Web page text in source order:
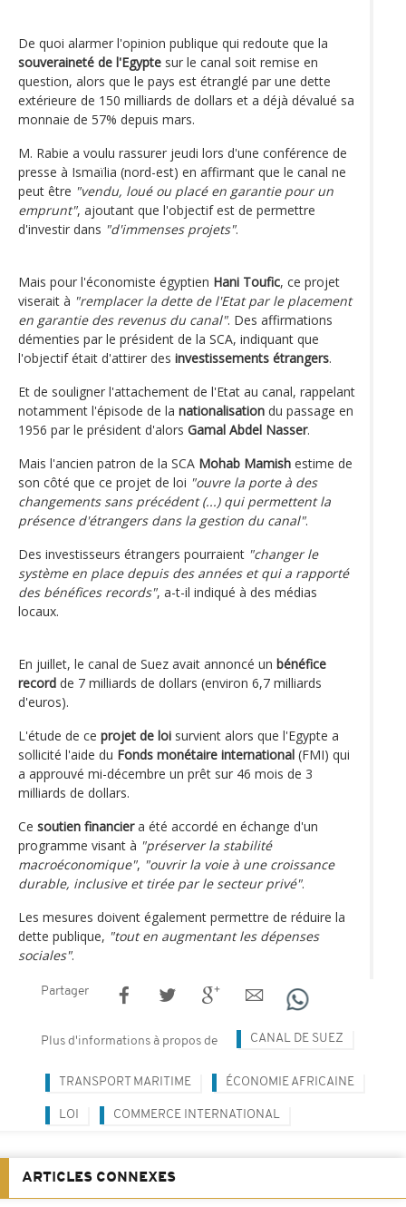
De quoi alarmer l'opinion publique qui redoute que la
souveraineté de l'Egypte sur le canal soit remise en
question, alors que le pays est étranglé par une dette
extérieure de 150 milliards de dollars et a déjà dévalué sa
monnaie de 57% depuis mars.
M. Rabie a voulu rassurer jeudi lors d'une conférence de
presse à Ismaïlia (nord-est) en affirmant que le canal ne
peut être "vendu, loué ou placé en garantie pour un
emprunt", ajoutant que l'objectif est de permettre
d'investir dans "d'immenses projets".
Mais pour l'économiste égyptien Hani Toufic, ce projet
viserait à "remplacer la dette de l'Etat par le placement
en garantie des revenus du canal". Des affirmations
démenties par le président de la SCA, indiquant que
l'objectif était d'attirer des investissements étrangers.
Et de souligner l'attachement de l'Etat au canal, rappelant
notamment l'épisode de la nationalisation du passage en
1956 par le président d'alors Gamal Abdel Nasser.
Mais l'ancien patron de la SCA Mohab Mamish estime de
son côté que ce projet de loi "ouvre la porte à des
changements sans précédent (...) qui permettent la
présence d'étrangers dans la gestion du canal".
Des investisseurs étrangers pourraient "changer le
système en place depuis des années et qui a rapporté
des bénéfices records", a-t-il indiqué à des médias
locaux.
En juillet, le canal de Suez avait annoncé un bénéfice
record de 7 milliards de dollars (environ 6,7 milliards
d'euros).
L'étude de ce projet de loi survient alors que l'Egypte a
sollicité l'aide du Fonds monétaire international (FMI) qui
a approuvé mi-décembre un prêt sur 46 mois de 3
milliards de dollars.
Ce soutien financiera été accordé en échange d'un
programme visant à "préserver la stabilité
macroéconomique", "ouvrir la voie à une croissance
durable, inclusive et tirée par le secteur privé".
Les mesures doivent également permettre de réduire la
dette publique, "tout en augmentant les dépenses
sociales".
Partager
Plus d'informations à propos de CANAL DE SUEZ
TRANSPORT MARITIME ÉCONOMIE AFRICAINE
LOI COMMERCE INTERNATIONAL
ARTICLES CONNEXES